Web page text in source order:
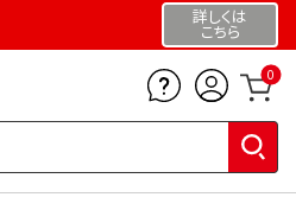
詳しくは
こちら
0